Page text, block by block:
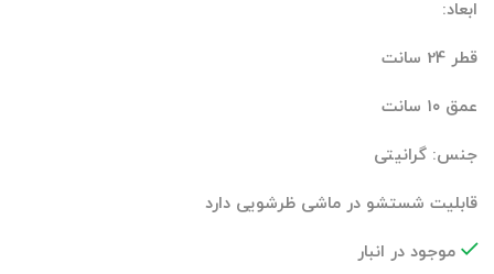
ابعاد:
قطر 24 سانت
عمق ۱۰ سانت
جنس: گرانیتی
قابلیت شستشو در ماشی ظرشویی دارد
موجود در انبار